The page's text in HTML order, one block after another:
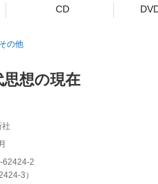
CD
の他
想の現在
社
62424-2
3 ）